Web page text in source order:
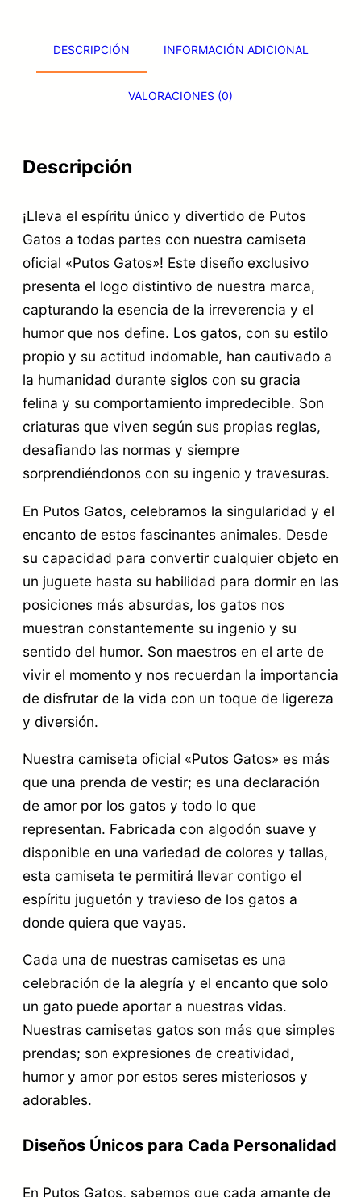
9
9
€
c
a
l
P
U
T
O
S
G
A
T
S
a
n
t
i
d
DESCRIPCIÓN INFORMACIÓN ADICIONAL
VALORACIONES (0)
Descripción
¡Lleva el espíritu único y divertido de Putos
Gatos a todas partes con nuestra camiseta
oficial «Putos Gatos»! Este diseño exclusivo
presenta el logo distintivo de nuestra marca,
capturando la esencia de la irreverencia y el
humor que nos define. Los gatos, con su estilo
propio y su actitud indomable, han cautivado a
la humanidad durante siglos con su gracia
felina y su comportamiento impredecible. Son
criaturas que viven según sus propias reglas,
desafiando las normas y siempre
sorprendiéndonos con su ingenio y travesuras.
En Putos Gatos, celebramos la singularidad y el
encanto de estos fascinantes animales. Desde
su capacidad para convertir cualquier objeto en
un juguete hasta su habilidad para dormir en las
posiciones más absurdas, los gatos nos
muestran constantemente su ingenio y su
sentido del humor. Son maestros en el arte de
vivir el momento y nos recuerdan la importancia
de disfrutar de la vida con un toque de ligereza
y diversión.
Nuestra camiseta oficial «Putos Gatos» es más
que una prenda de vestir; es una declaración
de amor por los gatos y todo lo que
representan. Fabricada con algodón suave y
disponible en una variedad de colores y tallas,
esta camiseta te permitirá llevar contigo el
espíritu juguetón y travieso de los gatos a
donde quiera que vayas.
Cada una de nuestras camisetas es una
celebración de la alegría y el encanto que solo
un gato puede aportar a nuestras vidas.
Nuestras camisetas gatos son más que simples
prendas; son expresiones de creatividad,
humor y amor por estos seres misteriosos y
adorables.
Diseños Únicos para Cada Personalidad
En Putos Gatos, sabemos que cada amante de